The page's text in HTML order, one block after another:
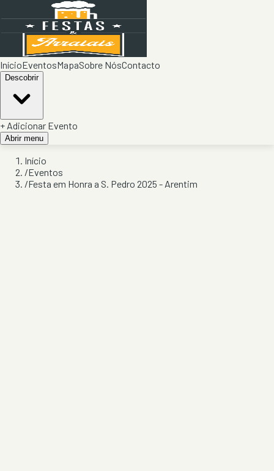
InícioEventosMapaSobre NósContacto
Descobrir
+ Adicionar Evento
Abrir menu
Início
/Eventos
/Festa em Honra a S. Pedro 2025 - Arentim